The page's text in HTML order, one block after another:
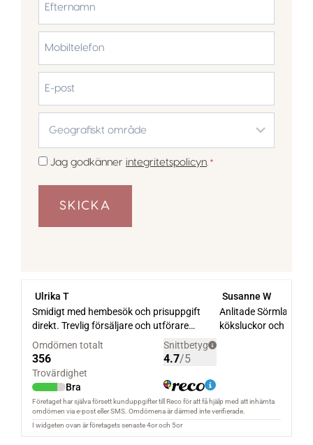
Efternamn
post
område
*
Samtycke
Jag godkänner integritetspolicyn. *